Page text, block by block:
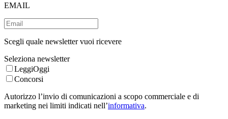
EMAIL
Scegli quale newsletter vuoi ricevere
Seleziona newsletter
LeggiOggi
Concorsi
Autorizzo l’invio di comunicazioni a scopo commerciale e di
marketing nei limiti indicati nell’informativa.